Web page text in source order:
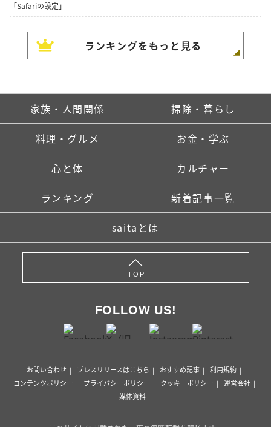
「Safariの設定」
ランキングをもっと見る
家族・人間関係 掃除・暮らし
料理・グルメ お金・学ぶ
心と体 カルチャー
ランキング 新着記事一覧
saitaとは
TOP
FOLLOW US!
お問い合わせ プレスリリースはこちら おすすめ記事
利用規約
コンテンツポリシー
プライバシーポリシー クッキーポリシー
運営会社
媒体資料